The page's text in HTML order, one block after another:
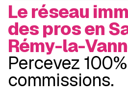
Le réseau
des pros en
Rémy-la-
Percevez
commissions.